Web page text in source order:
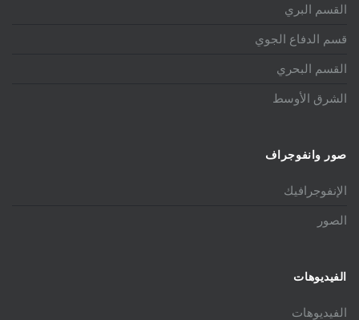
القسم البري
قسم الدفاع الجوي
القسم البحري
الشرق الأوسط
صور وانفوجراف
الإنفوجرافيك
الصور
الفيديوهات
الفيديوهات